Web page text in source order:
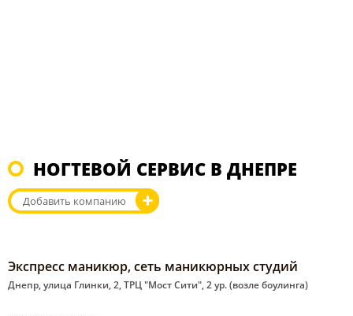
НОГТЕВОЙ СЕРВИС В ДНЕПРЕ
Добавить компанию
Экспресс маникюр, сеть маникюрных студий
Днепр, улица Глинки, 2, ТРЦ "Мост Сити", 2 ур. (возле боулинга)